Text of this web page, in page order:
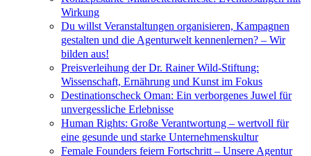
Wirkung
Du willst Veranstaltungen organisieren, Kampagnen
gestalten und die Agenturwelt kennenlernen? – Wir
bilden aus!
Preisverleihung der Dr. Rainer Wild-Stiftung:
Wissenschaft, Ernährung und Kunst im Fokus
Destinationscheck Oman: Ein verborgenes Juwel für
unvergessliche Erlebnisse
Human Rights: Große Verantwortung – wertvoll für
eine gesunde und starke Unternehmenskultur
Female Founders feiern Fortschritt – Unsere Agentur